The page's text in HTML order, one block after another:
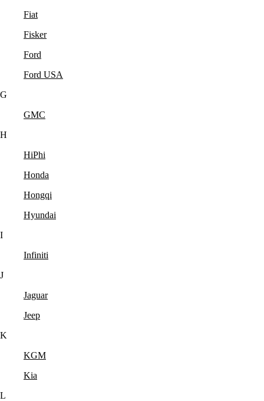
Fiat
Fisker
Ford
Ford USA
G
GMC
H
HiPhi
Honda
Hongqi
Hyundai
I
Infiniti
J
Jaguar
Jeep
K
KGM
Kia
L